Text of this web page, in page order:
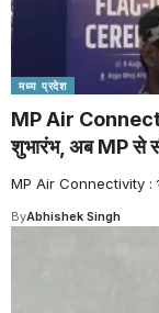
मध्य प्रदेश
MP Air
शुभारंभ, अब MP से
MP Air Connectivity :
ByAbhishek Singh